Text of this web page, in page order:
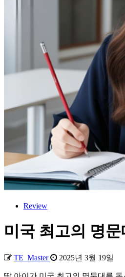
Review
미국 최고의 명문
TE_Master 2025년 3월 19일